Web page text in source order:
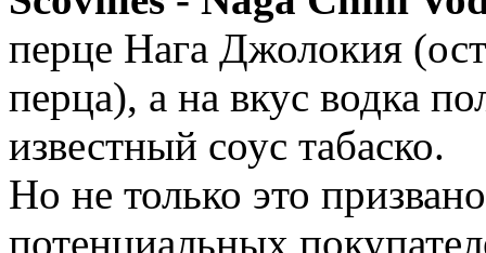
перце Нага Джолокия
перца), а на вкус водка
известный соус табаско.
Но не только это
потенциальных